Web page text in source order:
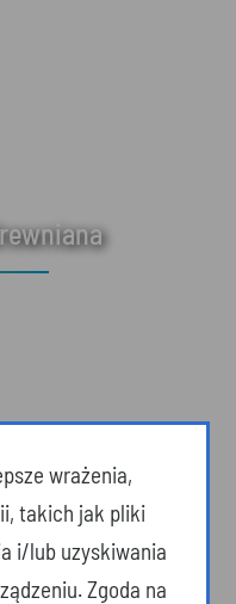
wrażenia,
takich jak pliki
i/lub uzyskiwania
Zgoda na